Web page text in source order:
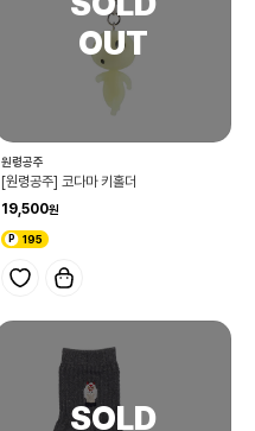
원령공주
[원령공주] 코다마 키홀더
19,500
195